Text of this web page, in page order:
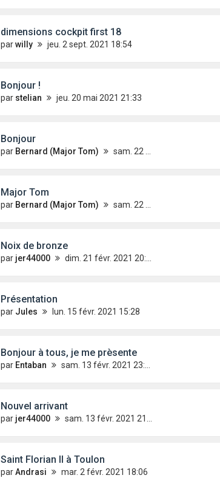
dimensions cockpit first 18
parwilly jeu. 2 sept. 2021 18:54
Bonjour !
par stelian jeu. 20 mai 2021 21:33
Bonjour
par Bernard (Major Tom) sam. 22 mai 2021 09:36
Major Tom
par Bernard (Major Tom) sam. 22 mai 2021 10:06
Noix de bronze
par jer44000 dim. 21 févr. 2021 20:48
Présentation
par Jules lun. 15 févr. 2021 15:28
Bonjour à tous, je me prèsente
par Entaban sam. 13 févr. 2021 23:33
Nouvel arrivant
par jer44000 sam. 13 févr. 2021 21:35
Saint Florian II à Toulon
parAndrasi mar. 2 févr. 2021 18:06